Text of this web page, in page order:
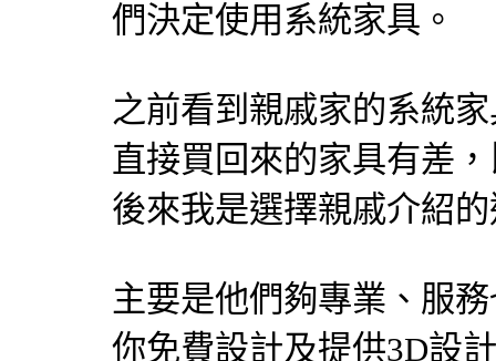
們決定使用系統家具。
之前看到親戚家的系統
直接買回來的家具有差
後來我是選擇親戚介紹
主要是他們夠專業、服
你免費設計及提供3D設